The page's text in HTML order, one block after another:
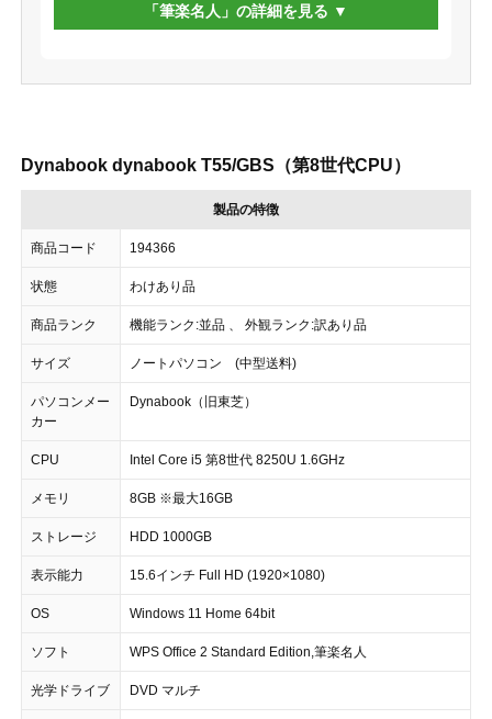
「筆楽名人」の詳細を見る
Dynabook dynabook T55/GBS（第8世代CPU）
製品の特徴
商品コード 194366
状態 わけあり品
商品ランク 機能ランク:並品 、 外観ランク:訳あり品
サイズ ノートパソコン (中型送料)
パソコンメー
カー
Dynabook（旧東芝）
CPU Intel Core i5 第8世代 8250U 1.6GHz
メモリ 8GB ※最大16GB
ストレージ HDD 1000GB
表示能力 15.6インチ Full HD (1920×1080)
OS Windows 11 Home 64bit
ソフト WPS Office 2 Standard Edition,筆楽名人
光学ドライブ DVD マルチ